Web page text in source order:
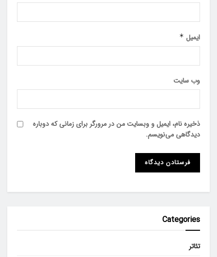
ایمیل *
وب‌ سایت
ذخیره نام، ایمیل و وبسایت من در مرورگر برای زمانی که دوباره
دیدگاهی می‌نویسم.
Categories
تئاتر